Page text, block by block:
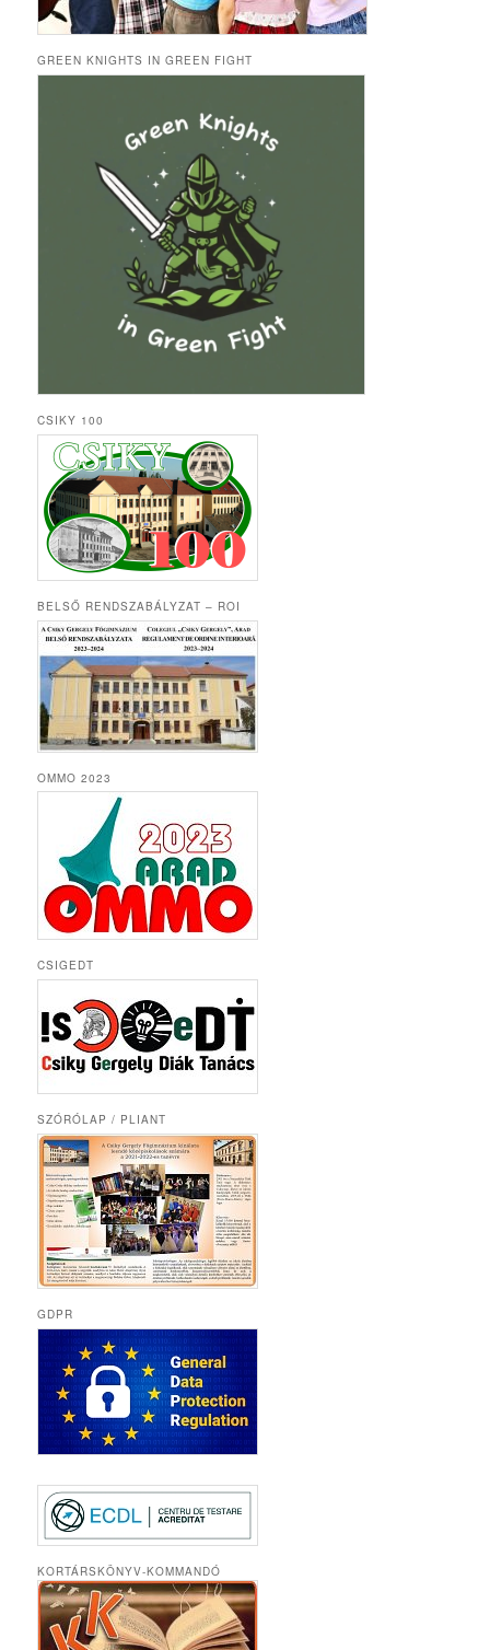
GREEN KNIGHTS IN GREEN FIGHT
CSIKY 100
BELSŐ RENDSZABÁLYZAT – ROI
OMMO 2023
CSIGEDT
SZÓRÓLAP / PLIANT
GDPR
KORTÁRSKÖNYV-KOMMANDÓ